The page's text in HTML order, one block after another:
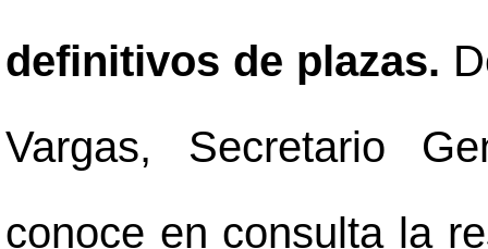
definitivos de plazas.
Vargas, Secretario
conoce en consulta la